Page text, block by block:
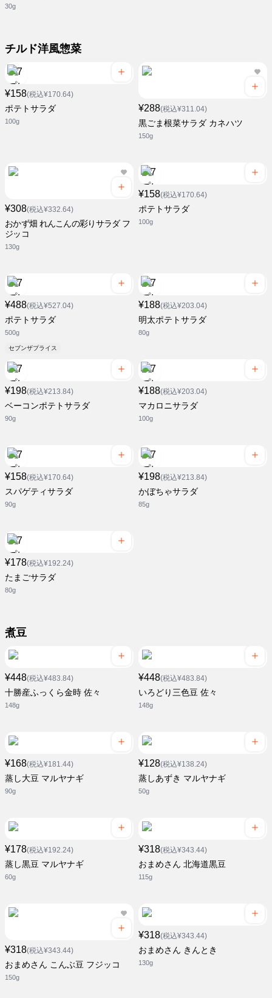
30g
チルド洋風惣菜
¥158(税込¥170.64)
ポテトサラダ
100g
¥288(税込¥311.04)
黒ごま根菜サラダ カネハツ
150g
¥308(税込¥332.64)
おかず畑 れんこんの彩りサラダ フ
ジッコ
130g
¥158(税込¥170.64)
ポテトサラダ
100g
¥488(税込¥527.04)
ポテトサラダ
500g
セブンザプライス
¥188(税込¥203.04)
明太ポテトサラダ
80g
¥198(税込¥213.84)
ベーコンポテトサラダ
90g
¥188(税込¥203.04)
マカロニサラダ
100g
¥158(税込¥170.64)
スパゲティサラダ
90g
¥198(税込¥213.84)
かぼちゃサラダ
85g
¥178(税込¥192.24)
たまごサラダ
80g
煮豆
¥448(税込¥483.84)
十勝産ふっくら金時 佐々
148g
¥448(税込¥483.84)
いろどり三色豆 佐々
148g
¥168(税込¥181.44)
蒸し大豆 マルヤナギ
90g
¥128(税込¥138.24)
蒸しあずき マルヤナギ
50g
¥178(税込¥192.24)
蒸し黒豆 マルヤナギ
60g
¥318(税込¥343.44)
おまめさん 北海道黒豆
115g
¥318(税込¥343.44)
おまめさん こんぶ豆 フジッコ
150g
¥318(税込¥343.44)
おまめさん きんとき
130g